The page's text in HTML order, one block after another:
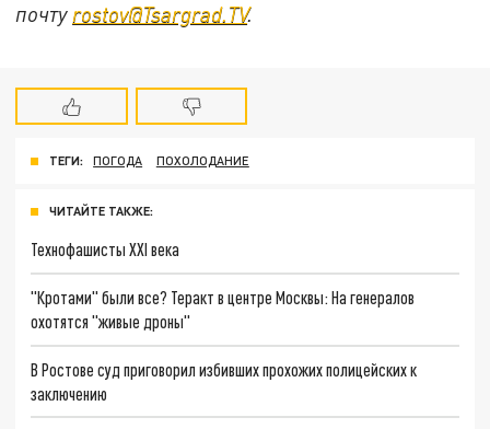
почту rostov@Tsargrad.ТV.
ТЕГИ: ПОГОДА ПОХОЛОДАНИЕ
ЧИТАЙТЕ ТАКЖЕ:
Технофашисты XXI века
"Кротами" были все? Теракт в центре Москвы: На генералов
охотятся "живые дроны"
В Ростове суд приговорил избивших прохожих полицейских к
заключению